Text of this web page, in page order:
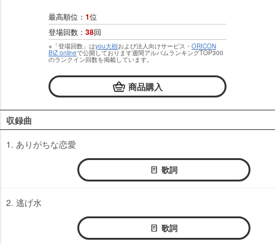
最高順位： 1位
登場回数： 38回
※「登場回数」はyou大樹および法人向けサービス・ ORICON
BiZ onlineで公開しております週間アルバムランキングTOP300
のランクイン回数を掲載しています。
商品購入
収録曲
1. ありがちな恋愛
歌詞
2. 逃げ水
歌詞